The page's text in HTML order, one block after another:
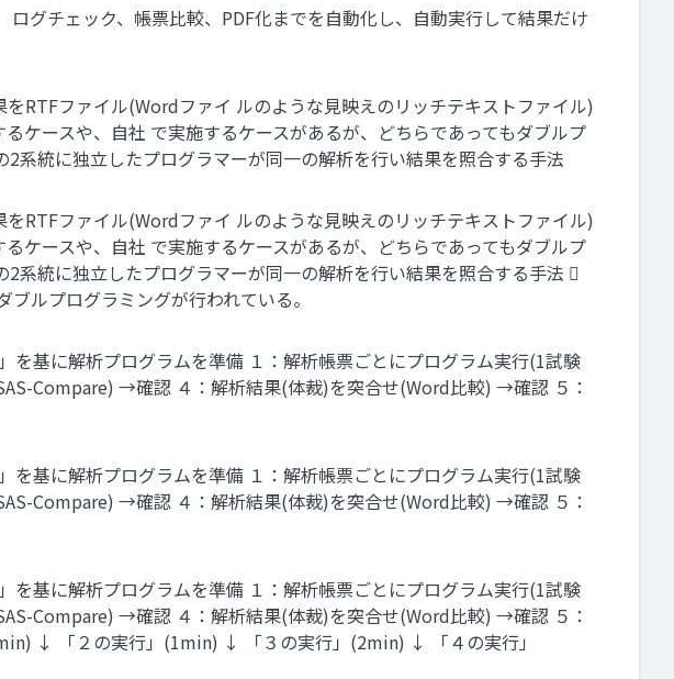
グチェック、帳票比較、PDF化までを自動化し、自動実行して結果だけ
RTFファイル(Wordファイ ルのような見映えのリッチテキストファイル)
ケースや、自社 で実施するケースがあるが、どちらであってもダブルプ
統に独立したプログラマーが同一の解析を行い結果を照合する手法
RTFファイル(Wordファイ ルのような見映えのリッチテキストファイル)
ケースや、自社 で実施するケースがあるが、どちらであってもダブルプ
統に独立したプログラマーが同一の解析を行い結果を照合する手法 
ルプログラミングが行われている。
基に解析プログラムを準備 １：解析帳票ごとにプログラム実行(1試験
Compare) →確認 ４：解析結果(体裁)を突合せ(Word比較) →確認 ５：
基に解析プログラムを準備 １：解析帳票ごとにプログラム実行(1試験
Compare) →確認 ４：解析結果(体裁)を突合せ(Word比較) →確認 ５：
基に解析プログラムを準備 １：解析帳票ごとにプログラム実行(1試験
Compare) →確認 ４：解析結果(体裁)を突合せ(Word比較) →確認 ５：
↓ 「２の実行」(1min) ↓ 「３の実行」(2min) ↓ 「４の実行」